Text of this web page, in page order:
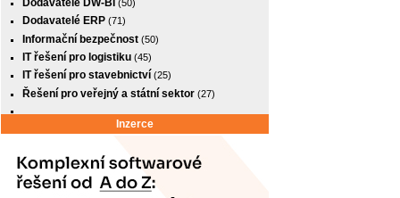
Dodavatelé DW-BI (50)
Dodavatelé ERP (71)
Informační bezpečnost (50)
IT řešení pro logistiku (45)
IT řešení pro stavebnictví (25)
Řešení pro veřejný a státní sektor (27)
Inzerce